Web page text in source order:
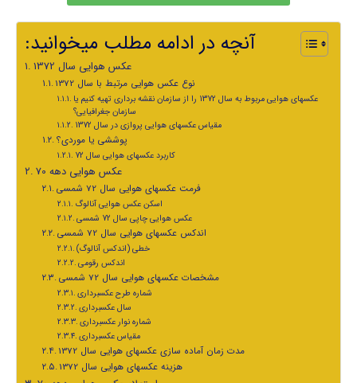
:آنچه در ادامه مطلب میخوانید
عکس هوایی سال 1372
نوع عکس هوایی مرتبط با سال 1372
عکسهای هوایی مربوط به سال 1372 را از سازمان نقشه برداری تهیه کنیم یا
سازمان جغرافیایی؟
مقیاس عکسهای هوایی پروازی در سال 1372
پوششی یا موردی؟
کاربرد عکسهای هوایی سال 72
عکس هوایی دهه 70
فرمت عکسهای هوایی سال 72 شمسی
اسکن عکس هوایی آنالوگ
عکس هوایی چاپی سال 72 شمسی
اندکس عکسهای هوایی سال 72 شمسی
خطی (اندکس آنالوگ)
اندکس رقومی
مشخصات عکسهای هوایی سال 72 شمسی
شماره طرح عکسبرداری
سال عکسبرداری
شماره نوار عکسبرداری
مقیاس عکسبرداری
مدت زمان آماده سازی عکسهای هوایی سال 1372
هزینه عکسهای هوایی سال 1372